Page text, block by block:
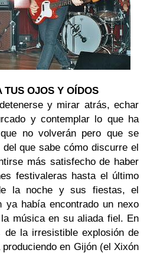
TUS OJOS Y OÍDOS
y mirar atrás, echar
y contemplar lo que ha
no volverán pero que se
que sabe cómo discurre el
más satisfecho de haber
festivaleras hasta el último
la noche y sus fiestas, el
ya había encontrado un nexo
música en su aliada fiel. En
de la irresistible explosión de
en Gijón (el Xixón